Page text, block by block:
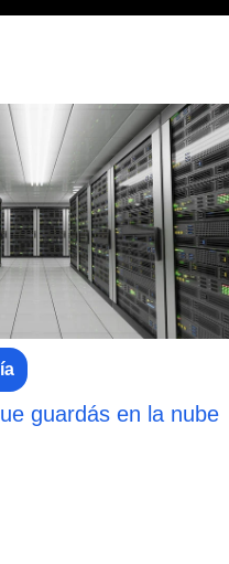
guardás en la nube